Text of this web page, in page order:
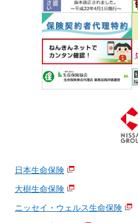
日本生命保険
大樹生命保険
ニッセイ・ウェルス生命保険